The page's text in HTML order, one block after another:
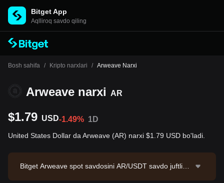
Bitget App
Aqlliroq savdo qiling
Bosh sahifa / Kripto narxlari / Arweave Narxi
Arweave narxi AR
$1.79 USD-1.49% 1D
United States Dollar da Arweave (AR) narxi $1.79 USD bo'ladi.
Bitget Arweave spot savdosini AR/USDT savdo juftligi